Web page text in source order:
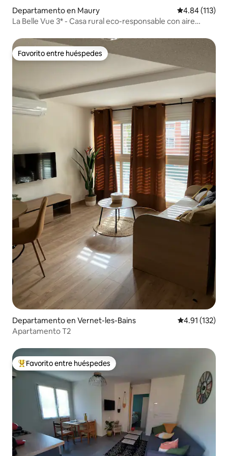
Departamento en Maury Calificación
4.84 (113)
La Belle Vue 3* - Casa rural eco-responsable con aire
Favorito entre huéspedes
Favorito entre huéspedes
Departamento en Vernet-les-Bains Calificación
4.91 (132)
Apartamento T2
De los mejores en Favorito entre huéspedes
Favorito entre huéspedes